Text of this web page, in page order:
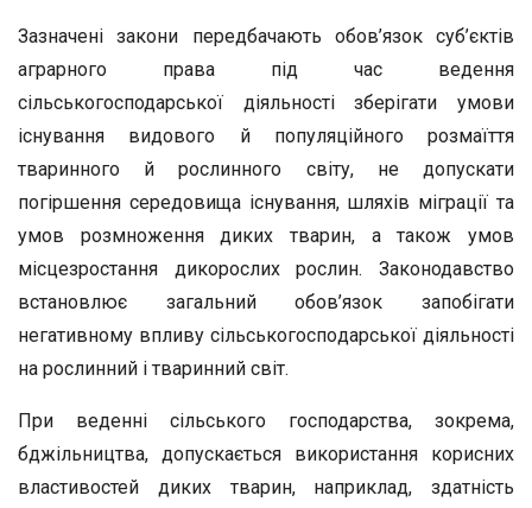
Зазначені закони передбачають обов’язок суб’єктів
аграрного права під час ведення
сільськогосподарської діяльності зберігати умови
існування видового й популяційного розмаїття
тваринного й рослинного світу, не допускати
погіршення середовища існування, шляхів міграції та
умов розмноження диких тварин, а також умов
місцезростання дикорослих рослин. Законодавство
встановлює за­гальний обов’язок запобігати
негативному впливу сільськогоспо­дарської діяльності
на рослинний і тваринний світ.
При веденні сільського господарства, зокрема,
бджільництва, до­пускається використання корисних
властивостей диких тварин, нап­риклад, здатність